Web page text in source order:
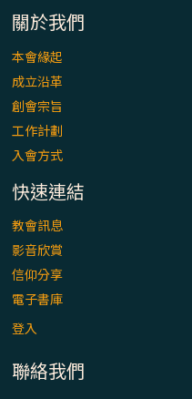
關於我們
本會緣起
成立沿革
創會宗旨
工作計劃
入會方式
快速連結
教會訊息
影音欣賞
信仰分享
電子書庫
登入
聯絡我們